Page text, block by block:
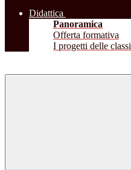
Didattica
Panoramica
Offerta formativa
I progetti delle classi